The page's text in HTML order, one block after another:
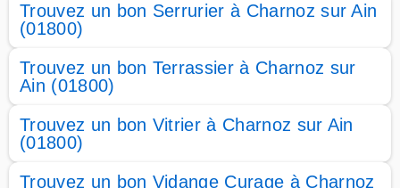
Trouvez un bon Serrurier à Charnoz sur Ain
(01800)
Trouvez un bon Terrassier à Charnoz sur
Ain (01800)
Trouvez un bon Vitrier à Charnoz sur Ain
(01800)
Trouvez un bon Vidange Curage à Charnoz